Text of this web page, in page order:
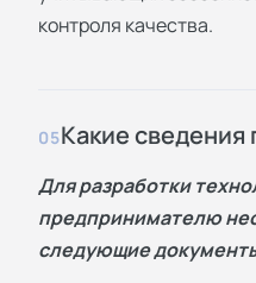
контроля качества.
05Какие сведения
Для разработки
предпринимателю
следующие